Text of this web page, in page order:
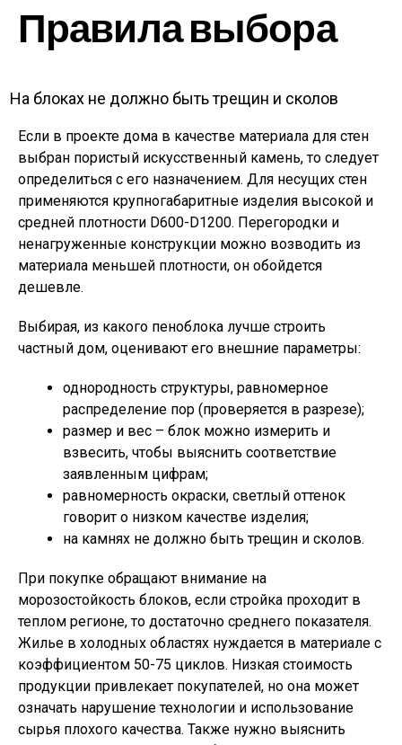
Правила выбора
На блоках не должно быть трещин и сколов
Если в проекте дома в качестве материала для стен
выбран пористый искусственный камень, то следует
определиться с его назначением. Для несущих стен
применяются крупногабаритные изделия высокой и
средней плотности D600-D1200. Перегородки и
ненагруженные конструкции можно возводить из
материала меньшей плотности, он обойдется
дешевле.
Выбирая, из какого пеноблока лучше строить
частный дом, оценивают его внешние параметры:
однородность структуры, равномерное
распределение пор (проверяется в разрезе);
размер и вес – блок можно измерить и
взвесить, чтобы выяснить соответствие
заявленным цифрам;
равномерность окраски, светлый оттенок
говорит о низком качестве изделия;
на камнях не должно быть трещин и сколов.
При покупке обращают внимание на
морозостойкость блоков, если стройка проходит в
теплом регионе, то достаточно среднего показателя.
Жилье в холодных областях нуждается в материале с
коэффициентом 50-75 циклов. Низкая стоимость
продукции привлекает покупателей, но она может
означать нарушение технологии и использование
сырья плохого качества. Также нужно выяснить